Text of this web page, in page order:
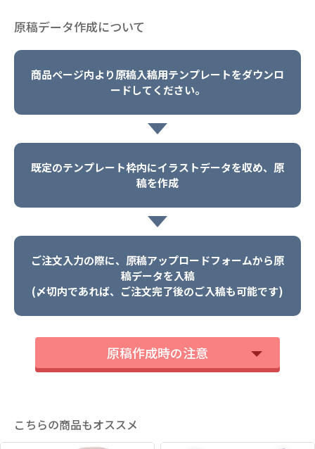
原稿データ作成について
商品ページ内より原稿入稿用テンプレートをダウンロ
ードしてください。
既定のテンプレート枠内にイラストデータを収め、原
稿を作成
ご注文入力の際に、原稿アップロードフォームから原
稿データを入稿
(〆切内であれば、ご注文完了後のご入稿も可能です)
原稿作成時の注意
こちらの商品もオススメ